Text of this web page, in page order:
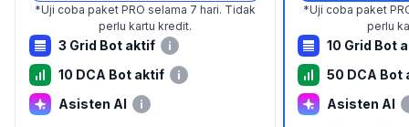
*Uji coba paket PRO selama 7 hari. Tidak
perlu kartu kredit.
3 Grid Bot aktif
10 DCA Bot aktif
Asisten AI
*Uji coba paket
perlu
10 Grid Bot
50 DCA Bot
Asisten AI